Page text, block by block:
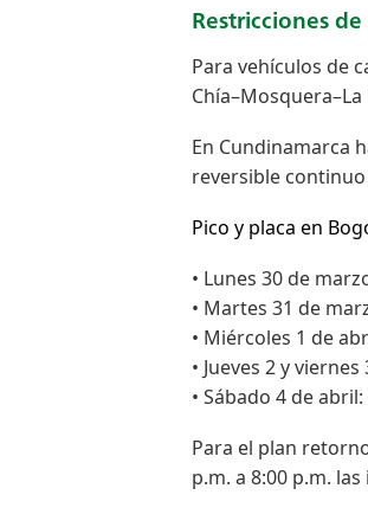
Restricciones
Para vehículos de
En Cundinamarca
reversible
Pico y placa en
• Lunes 30 de
• Martes 31 de
• Miércoles 1 de
• Jueves 2 y
• Sábado 4 de
Para el plan
p.m. a 8:00 p.m.